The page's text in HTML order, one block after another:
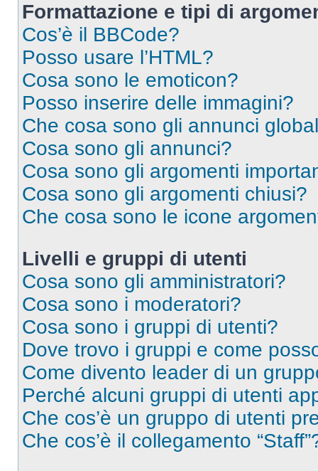
Formattazione e tipi di
Cos’è il BBCode?
Posso usare l’HTML?
Cosa sono le emoticon?
Posso inserire delle immagini?
Che cosa sono gli annunci
Cosa sono gli annunci?
Cosa sono gli argomenti
Cosa sono gli argomenti chiusi?
Che cosa sono le icone
Livelli e gruppi di utenti
Cosa sono gli amministratori?
Cosa sono i moderatori?
Cosa sono i gruppi di utenti?
Dove trovo i gruppi e come
Come divento leader di un
Perché alcuni gruppi di utenti
Che cos’è un gruppo di utenti
Che cos’è il collegamento